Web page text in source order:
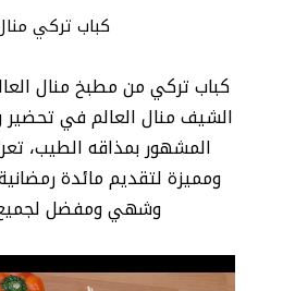
كباب تركي
كباب تركي من مطبخ منال
الشيف منال العالم في
المشهور بمذاقه الطيب،
ومميزة لتقديم مائدة
وشهي ومفضل لجميع